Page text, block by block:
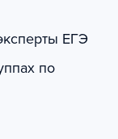
ЕГЭ
по